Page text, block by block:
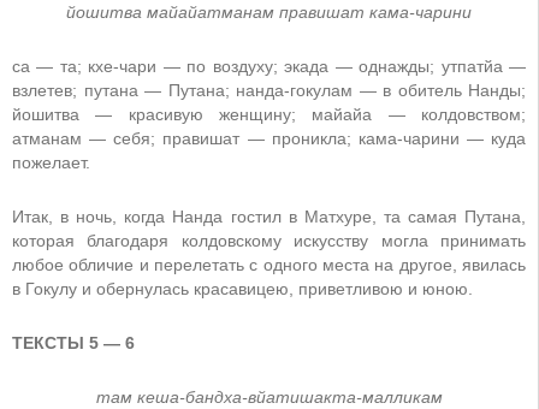
йошитва майайатманам правишат кама-чарини
са — та; кхе-чари — по воздуху; экада — однажды; утпатйа —
взлетев; путана — Путана; нанда-гокулам — в обитель Нанды;
йошитва — красивую женщину; майайа — колдовством;
атманам — себя; правишат — проникла; кама-чарини — куда
пожелает.
Итак, в ночь, когда Нанда гостил в Матхуре, та самая Путана,
которая благодаря колдовскому искусству могла принимать
любое обличие и перелетать с одного места на другое, явилась
в Гокулу и обернулась красавицею, приветливою и юною.
ТЕКСТЫ 5 — 6
там кеша-бандха-вйатишакта-малликам